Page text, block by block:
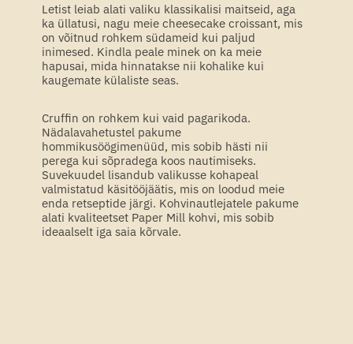
Letist leiab alati valiku klassikalisi maitseid, aga
ka üllatusi, nagu meie cheesecake croissant, mis
on võitnud rohkem südameid kui paljud
inimesed. Kindla peale minek on ka meie
hapusai, mida hinnatakse nii kohalike kui
kaugemate külaliste seas.
Cruffin on rohkem kui vaid pagarikoda.
Nädalavahetustel pakume
hommikusöögimenüüd, mis sobib hästi nii
perega kui sõpradega koos nautimiseks.
Suvekuudel lisandub valikusse kohapeal
valmistatud käsitööjäätis, mis on loodud meie
enda retseptide järgi. Kohvinautlejatele pakume
alati kvaliteetset Paper Mill kohvi, mis sobib
ideaalselt iga saia kõrvale.